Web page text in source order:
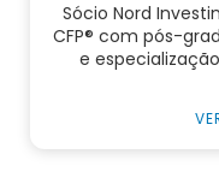
Sócio Nord
CFP® com pós-
e